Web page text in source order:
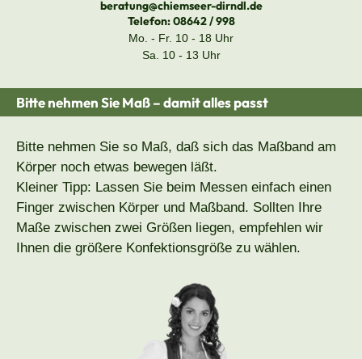
beratung@chiemseer-dirndl.de
Telefon:08642 / 998
Mo. - Fr. 10 - 18 Uhr
Sa. 10 - 13 Uhr
Bitte nehmen Sie Maß – damit alles passt
Bitte nehmen Sie so Maß, daß sich das Maßband am
Körper noch etwas bewegen läßt.
Kleiner Tipp: Lassen Sie beim Messen einfach einen
Finger zwischen Körper und Maßband. Sollten Ihre
Maße zwischen zwei Größen liegen, empfehlen wir
Ihnen die größere Konfektionsgröße zu wählen.